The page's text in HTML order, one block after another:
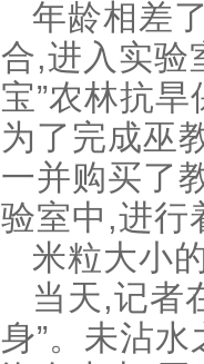
年龄相差
合,进入实验
宝”农林抗
为了完成巫
一并购买了
验室中,进行
米粒大小
当天,记者
身”。未沾